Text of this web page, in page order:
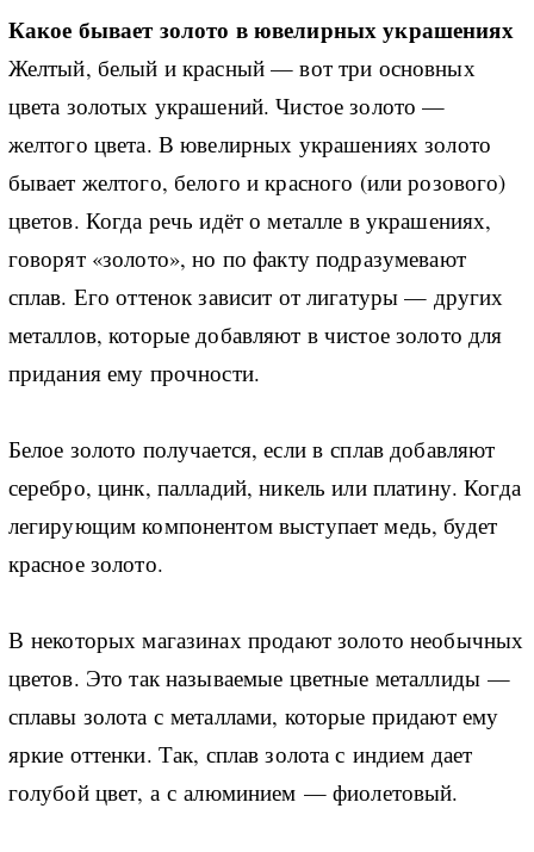
Какое бывает золото в ювелирных украшениях
Желтый, белый и красный — вот три основных
цвета золотых украшений. Чистое золото —
желтого цвета. В ювелирных украшениях золото
бывает желтого, белого и красного (или розового)
цветов. Когда речь идёт о металле в украшениях,
говорят «золото», но по факту подразумевают
сплав. Его оттенок зависит от лигатуры — других
металлов, которые добавляют в чистое золото для
придания ему прочности.
Белое золото получается, если в сплав добавляют
серебро, цинк, палладий, никель или платину. Когда
легирующим компонентом выступает медь, будет
красное золото.
В некоторых магазинах продают золото необычных
цветов. Это так называемые цветные металлиды —
сплавы золота с металлами, которые придают ему
яркие оттенки. Так, сплав золота с индием дает
голубой цвет, а с алюминием — фиолетовый.